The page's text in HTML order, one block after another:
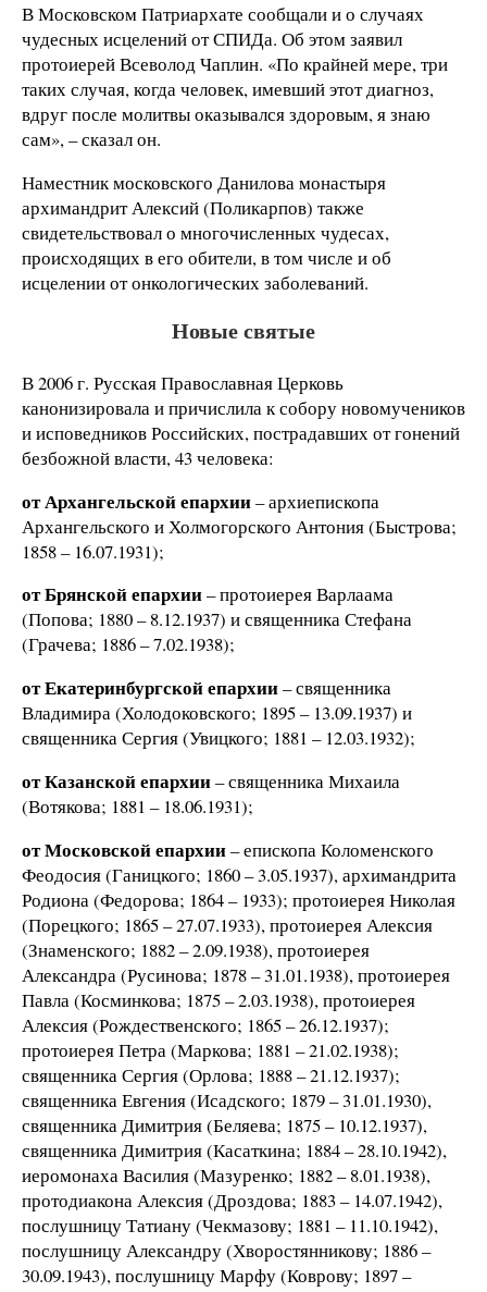
В Московском Патриархате сообщали и о случаях
чудесных исцелений от СПИДа. Об этом заявил
протоиерей Всеволод Чаплин. «По крайней мере, три
таких случая, когда человек, имевший этот диагноз,
вдруг после молитвы оказывался здоровым, я знаю
сам», – сказал он.
Наместник московского Данилова монастыря
архимандрит Алексий (Поликарпов) также
свидетельствовал о многочисленных чудесах,
происходящих в его обители, в том числе и об
исцелении от онкологических заболеваний.
Новые святые
В2006 г. Русская Православная Церковь
канонизировала и причислила к собору новомучеников
и исповедников Российских, пострадавших от гонений
безбожной власти, 43 человека:
от Архангельской епархии– архиепископа
Архангельского и Холмогорского Антония (Быстрова;
1858 – 16.07.1931);
от Брянской епархии– протоиерея Варлаама
(Попова; 1880 – 8.12.1937) и священника Стефана
(Грачева; 1886 – 7.02.1938);
от Екатеринбургской епархии– священника
Владимира (Холодоковского; 1895 – 13.09.1937) и
священника Сергия (Увицкого; 1881 – 12.03.1932);
от Казанской епархии– священника Михаила
(Вотякова; 1881 – 18.06.1931);
от Московской епархии– епископа Коломенского
Феодосия (Ганицкого; 1860 – 3.05.1937), архимандрита
Родиона (Федорова; 1864 – 1933); протоиерея Николая
(Порецкого; 1865 – 27.07.1933), протоиерея Алексия
(Знаменского; 1882 – 2.09.1938), протоиерея
Александра (Русинова; 1878 – 31.01.1938), протоиерея
Павла (Косминкова; 1875 – 2.03.1938), протоиерея
Алексия (Рождественского; 1865 – 26.12.1937);
протоиерея Петра (Маркова; 1881 – 21.02.1938);
священника Сергия (Орлова; 1888 – 21.12.1937);
священника Евгения (Исадского; 1879 – 31.01.1930),
священника Димитрия (Беляева; 1875 – 10.12.1937),
священника Димитрия (Касаткина; 1884 – 28.10.1942),
иеромонаха Василия (Мазуренко; 1882 – 8.01.1938),
протодиакона Алексия (Дроздова; 1883 – 14.07.1942),
послушницу Татиану (Чекмазову; 1881 – 11.10.1942),
послушницу Александру (Хворостянникову; 1886 –
30.09.1943), послушницу Марфу (Коврову; 1897 –